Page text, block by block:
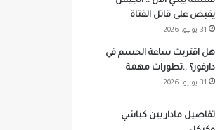
يقبض على قاتل الفتاة
31 يوليو، 2026
هل اقتربت ساعة الحسم في
دارفور؟ ..تطورات مهمة
31 يوليو، 2026
تفاصيل مادار بين كباشي